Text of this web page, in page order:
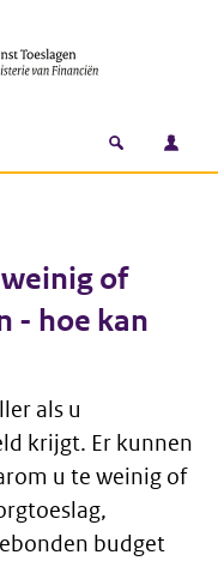
Open
of
- hoe kan
als u
krijgt. Er kunnen
u te weinig of
budget